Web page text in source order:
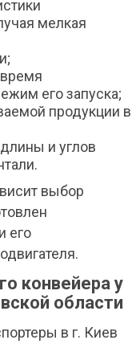
мелкая
его запуска;
продукции в
и углов
выбор
его
конвейера у
области
в г. Киев